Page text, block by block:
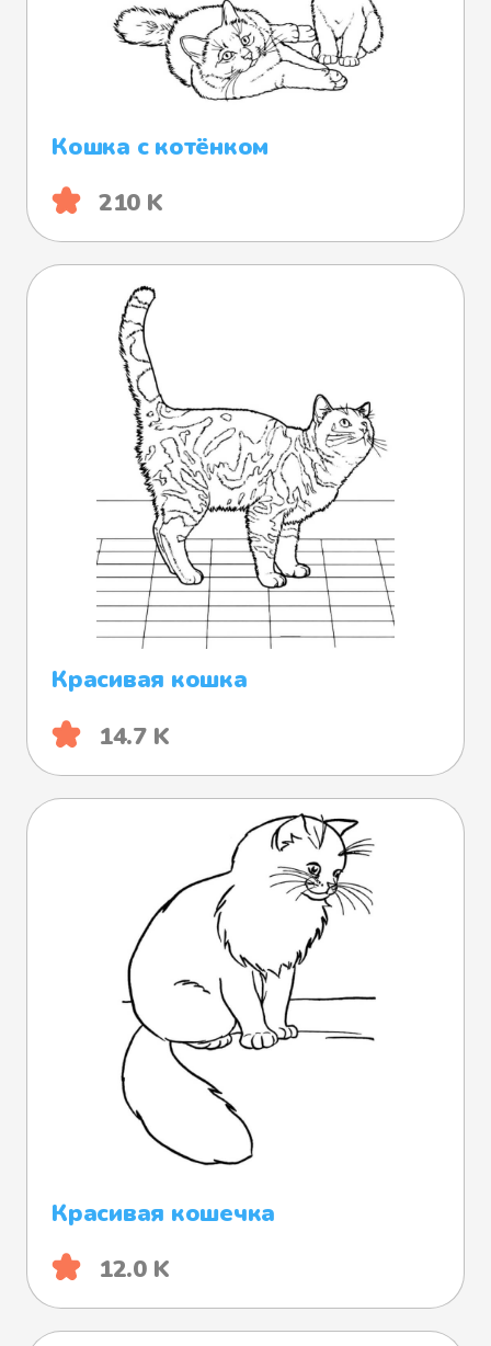
Кошка с котёнком
210 K
Красивая кошка
14.7 K
Красивая кошечка
12.0 K